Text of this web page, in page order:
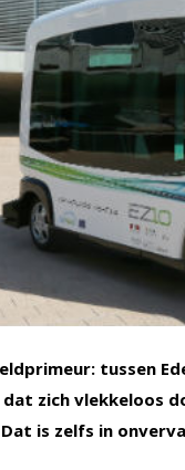
tussen
zich vlekkeloos
is zelfs in